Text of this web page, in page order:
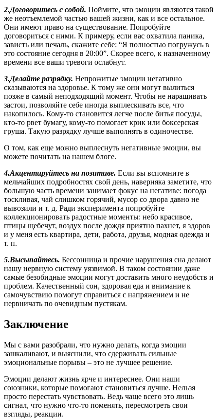
2.Договоритесь с собой. Поймите, что эмоции являются такой
же неотъемлемой частью вашей жизни, как и все остальное.
Они имеют право на существование. Попробуйте
договориться с ними. К примеру, если вас охватила паника,
зависть или печаль, скажите себе: “Я полностью погружусь в
это состояние сегодня в 20:00”. Скорее всего, к назначенному
времени все ваши тревоги ослабнут.
3.Делайте разрядку. Непрожитые эмоции негативно
сказываются на здоровье. К тому же они могут вылиться
позже в самый неподходящий момент. Чтобы не наращивать
застои, позволяйте себе иногда выплескивать все, что
накопилось. Кому-то становится легче после битья посуды,
кто-то рвет бумагу, кому-то помогает крик или боксерская
груша. Такую разрядку лучше выполнять в одиночестве.
О том, как еще можно выплеснуть негативные эмоции, вы
можете почитать на нашем блоге.
4.Акцентируйтесь на позитиве. Если вы вспомните в
мельчайших подробностях свой день, наверняка заметите, что
большую часть времени занимает фокус на негативе: погода
тоскливая, чай слишком горячий, мусор со двора давно не
вывозили и т. д. Ради эксперимента попробуйте
коллекционировать радостные моменты: небо красивое,
птицы щебечут, воздух после дождя приятно пахнет, я здоров
и у меня есть квартира, дети, работа, друзья, модная одежда и
т. п.
5.Высыпайтесь. Бессонница и прочие нарушения сна делают
нашу нервную систему уязвимой. В таком состоянии даже
самые безобидные эмоции могут доставить много неудобств и
проблем. Качественный сон, здоровая еда и внимание к
самочувствию помогут справиться с напряжением и не
нервничать по очевидным пустякам.
Заключение
Мы с вами разобрали, что нужно делать, когда эмоции
зашкаливают, и выяснили, что сдерживать сильные
эмоциональные порывы – это не лучшее решение.
Эмоции делают жизнь ярче и интереснее. Они наши
союзники, которые помогают становиться лучше. Нельзя
просто перестать чувствовать. Ведь чаще всего это лишь
сигнал, что нужно что-то поменять, пересмотреть свои
взгляды, реакции.